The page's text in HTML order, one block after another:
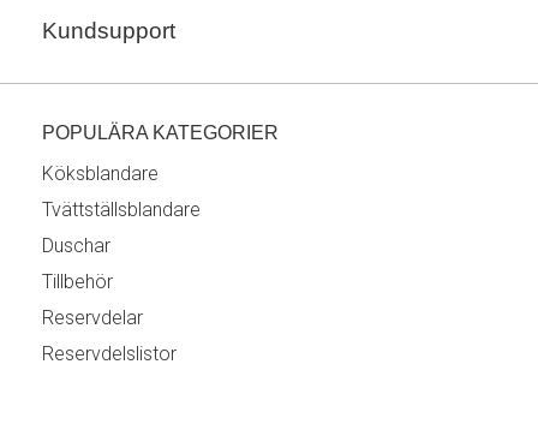
Kundsupport
POPULÄRA KATEGORIER
Köksblandare
Tvättställsblandare
Duschar
Tillbehör
Reservdelar
Reservdelslistor